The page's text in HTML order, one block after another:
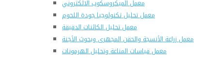
معمل الميكروسكوب الالكتروني
معمل تحليل تكنولوجيا جودة اللحوم
معمل تحليل الكائنات الدقيقة
معمل زراعة الأنسجة والحقن المجهرى وبحوث الأجنة
معمل قياسات المناعة وتحليل الهرمونات